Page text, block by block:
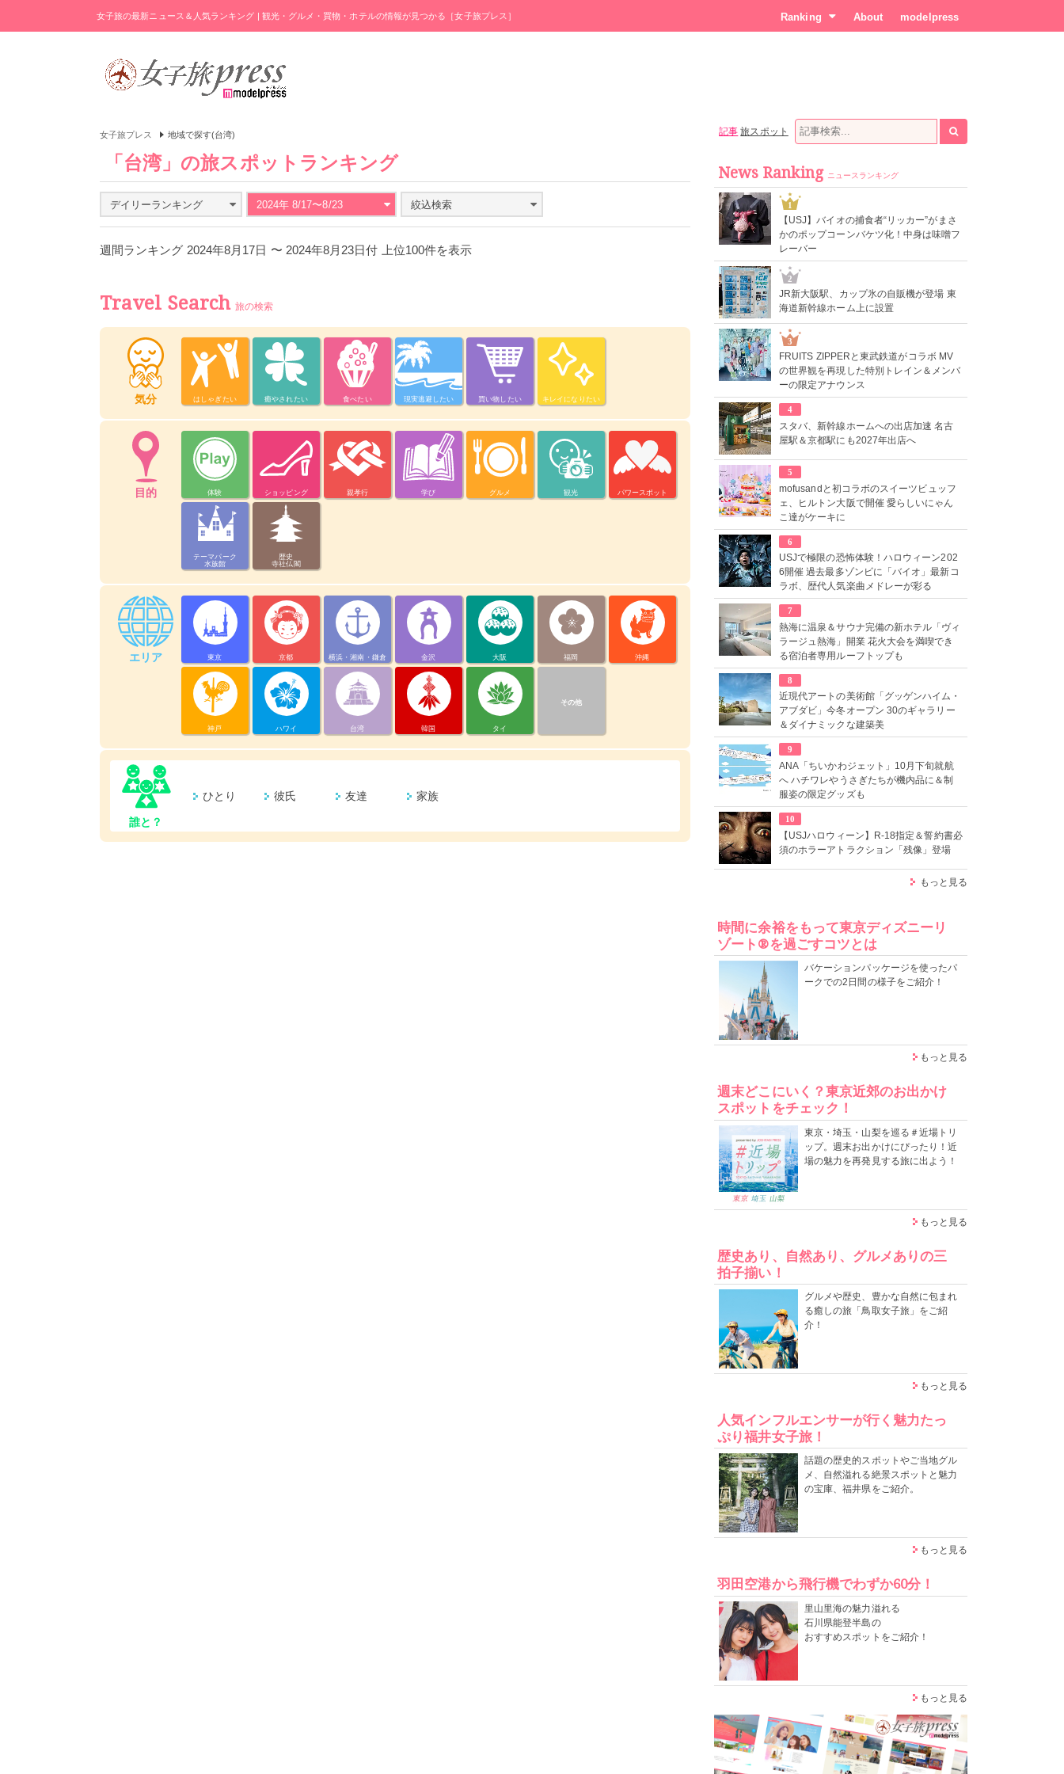
女子旅の最新ニュース＆人気ランキング | 観光・グルメ・買物・ホテルの情報が見つかる［女子旅プレス］ Ranking About modelpress
女子旅プレス 地域で探す(台湾)
「台湾」の旅スポットランキング
デイリーランキング 2024年 8/17〜8/23 絞込検索
週間ランキング 2024年8月17日 〜 2024年8月23日付 上位100件を表示
Travel Search 旅の検索
気分 はしゃぎたい 癒やされたい 食べたい 現実逃避したい 買い物したい キレイになりたい
目的 体験 ショッピング 親孝行 学び グルメ 観光 パワースポット
テーマパーク
水族館
歴史
寺社仏閣
エリア 東京 京都 横浜・湘南・鎌倉 金沢 大阪 福岡 沖縄
神戸 ハワイ 台湾 韓国 タイ
その他
誰と？
ひとり 彼氏 友達 家族
記事 旅スポット
News Ranking ニュースランキング
1
【USJ】バイオの捕食者“リッカー”がまさ
かのポップコーンバケツ化！中身は味噌フ
レーバー
2
JR新大阪駅、カップ氷の自販機が登場 東
海道新幹線ホーム上に設置
3
FRUITS ZIPPERと東武鉄道がコラボ MV
の世界観を再現した特別トレイン＆メンバ
ーの限定アナウンス
4
スタバ、新幹線ホームへの出店加速 名古
屋駅＆京都駅にも2027年出店へ
5
mofusandと初コラボのスイーツビュッフ
ェ、ヒルトン大阪で開催 愛らしいにゃん
こ達がケーキに
6
USJで極限の恐怖体験！ハロウィーン202
6開催 過去最多ゾンビに「バイオ」最新コ
ラボ、歴代人気楽曲メドレーが彩る
7
熱海に温泉＆サウナ完備の新ホテル「ヴィ
ラージュ熱海」開業 花火大会を満喫でき
る宿泊者専用ルーフトップも
8
近現代アートの美術館「グッゲンハイム・
アブダビ」今冬オープン 30のギャラリー
＆ダイナミックな建築美
9
ANA「ちいかわジェット」10月下旬就航
へ ハチワレやうさぎたちが機内品に＆制
服姿の限定グッズも
10
【USJハロウィーン】R-18指定＆誓約書必
須のホラーアトラクション「残像」登場
もっと見る
時間に余裕をもって東京ディズニーリ
ゾート®を過ごすコツとは
バケーションパッケージを使ったパ
ークでの2日間の様子をご紹介！
もっと見る
週末どこにいく？東京近郊のお出かけ
スポットをチェック！
東京・埼玉・山梨を巡る＃近場トリ
ップ。週末お出かけにぴったり！近
場の魅力を再発見する旅に出よう！
もっと見る
歴史あり、自然あり、グルメありの三
拍子揃い！
グルメや歴史、豊かな自然に包まれ
る癒しの旅「鳥取女子旅」をご紹
介！
もっと見る
人気インフルエンサーが行く魅力たっ
ぷり福井女子旅！
話題の歴史的スポットやご当地グル
メ、自然溢れる絶景スポットと魅力
の宝庫、福井県をご紹介。
もっと見る
羽田空港から飛行機でわずか60分！
里山里海の魅力溢れる
石川県能登半島の
おすすめスポットをご紹介！
もっと見る